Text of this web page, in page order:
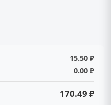
15.50 ₽
0.00 ₽
170.49 ₽